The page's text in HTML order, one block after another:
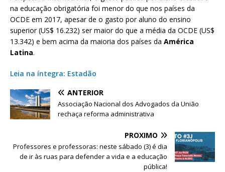
na educação obrigatória foi menor do que nos países da
OCDE em 2017, apesar de o gasto por aluno do ensino
superior (US$ 16.232) ser maior do que a média da OCDE (US$
13.342) e bem acima da maioria dos países da América
Latina.
Leia na íntegra: Estadão
ANTERIOR
Associação Nacional dos Advogados da União
rechaça reforma administrativa
PRÓXIMO
Professores e professoras: neste sábado (3) é dia
de ir às ruas para defender a vida e a educação
pública!